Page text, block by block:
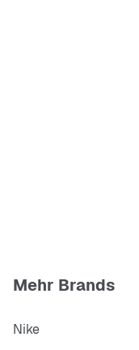
Mehr Brands
Nike